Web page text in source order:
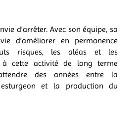
d’arrêter. Avec son équipe, sa
d’améliorer en permanence
risques, les aléas et les
à cette activité de long terme
des années entre la
esturgeon et la production du